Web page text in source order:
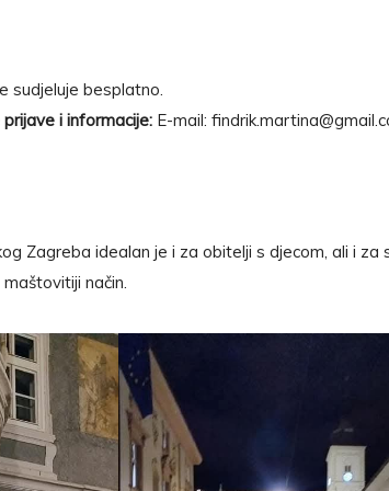
sudjeluje besplatno.
i informacije: E-mail:
Zagreba idealan je i za obitelji s djecom, ali i za
način.